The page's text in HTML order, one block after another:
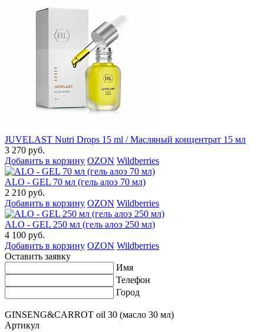
JUVELAST Nutri Drops 15 ml / Масляный концентрат 15 мл
3 270 руб.
Добавить в корзину OZON Wildberries
ALO - GEL 70 мл (гель алоэ 70 мл)
2 210 руб.
Добавить в корзину OZON Wildberries
ALO - GEL 250 мл (гель алоэ 250 мл)
4 100 руб.
Добавить в корзину OZON Wildberries
Оставить заявку
Имя
Телефон
Город
GINSENG&CARROT oil 30 (масло 30 мл)
Артикул